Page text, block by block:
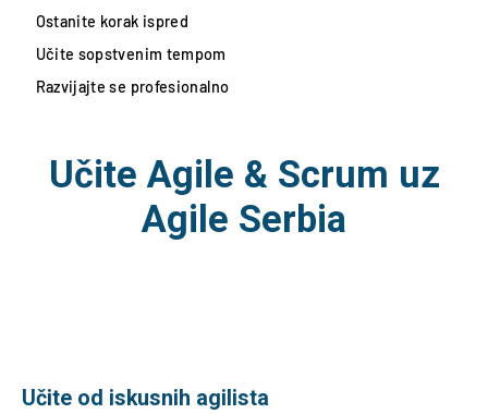
Ostanite korak ispred
Učite sopstvenim tempom
Razvijajte se profesionalno
Učite Agile & Scrum uz
Agile Serbia
Učite od iskusnih agilista